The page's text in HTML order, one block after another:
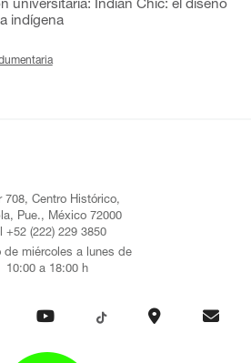
universitaria: Indian Chic: el diseño
indígena
708, Centro Histórico,
Pue., México 72000
+52 (222) 229 3850
de miércoles a lunes de
10:00 a 18:00 h